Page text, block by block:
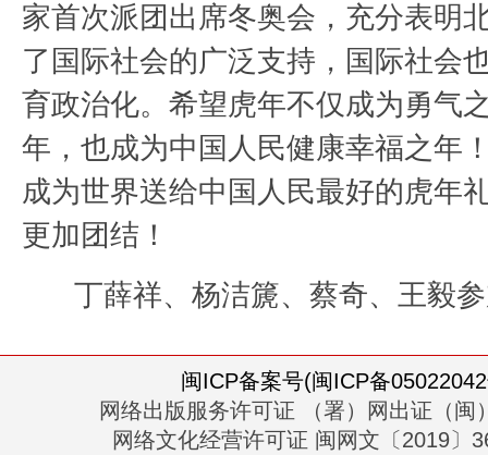
家首次派团出席冬奥会，充分表明
了国际社会的广泛支持，国际社会
育政治化。希望虎年不仅成为勇气
年，也成为中国人民健康幸福之年
成为世界送给中国人民最好的虎年
更加团结！
丁薛祥、杨洁篪、蔡奇、王毅
闽ICP备案号(闽ICP备
网络出版服务许可证 （署）网出证（闽
网络文化经营许可证 闽网文〔2019〕